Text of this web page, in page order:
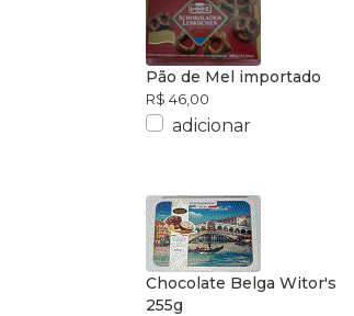
Pão de Mel importado
R$ 46,00
adicionar
Chocolate Belga Witor's
255g